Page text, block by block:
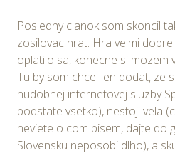
Posledny clanok som skoncil
zosilovac hrat. Hra velmi
oplatilo sa, konecne si mozem
Tu by som chcel len dodat, ze
hudobnej internetovej sluzby
podstate vsetko), nestoji vela
neviete o com pisem, dajte do
Slovensku neposobi dlho), a